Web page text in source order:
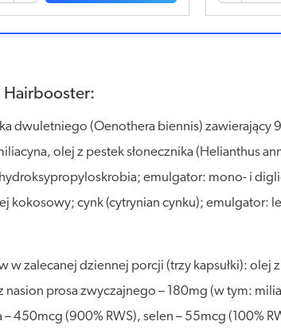
Hairbooster:
dwuletniego (Oenothera biennis)
olej z pestek słonecznika (Helianthus
emulgator: mono- i
kokosowy; cynk (cytrynian cynku);
w zalecanej dziennej porcji (trzy kapsułki):
prosa zwyczajnego – 180mg (w tym:
– 450mcg (900% RWS), selen – 55mcg (100%